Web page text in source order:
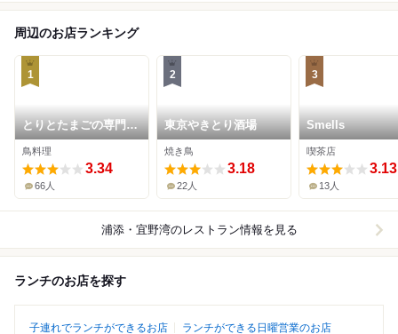
周辺のお店ランキング
1
とりとたまごの専門店
EggFarm 鳥玉 大謝名
店
鳥料理
3.34
66人
2
東京やきとり酒場
焼き鳥
3.18
22人
3
Smells
喫茶店
3.13
13人
浦添・宜野湾のレストラン情報を見る
ランチのお店を探す
子連れでランチができるお店 ランチができる日曜営業のお店